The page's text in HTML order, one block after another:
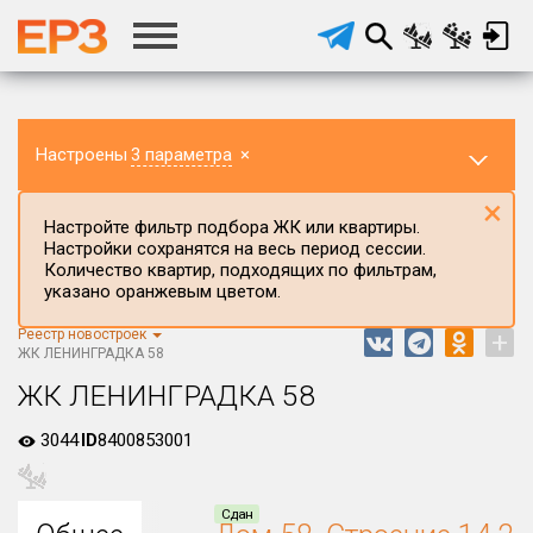
Настроены 3 параметра ×
Регион ЖК
Все
Населённый пункт
Настройте фильтр подбора ЖК или квартиры.
Настройки сохранятся на весь период сессии.
Количество квартир, подходящих по фильтрам,
указано оранжевым цветом.
×
Реестр новостроек
ЖК ЛЕНИНГРАДКА 58
+
ЖК ЛЕНИНГРАДКА 58
3044ID8400853001
Сдан